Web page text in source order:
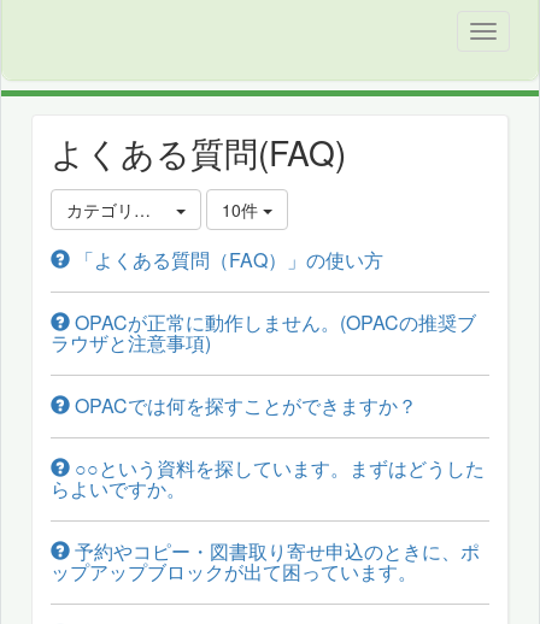
よくある質問(FAQ)
カテゴリ選択 10件
「よくある質問（FAQ）」の使い方
OPACが正常に動作しません。(OPACの推奨ブ
ラウザと注意事項)
OPACでは何を探すことができますか？
○○という資料を探しています。まずはどうした
らよいですか。
予約やコピー・図書取り寄せ申込のときに、ポ
ップアップブロックが出て困っています。